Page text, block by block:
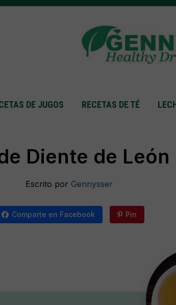
DE JUGOS RECETAS DE TÉ
Diente de León
Escrito por Gennysser
Comparte en Facebook Pin